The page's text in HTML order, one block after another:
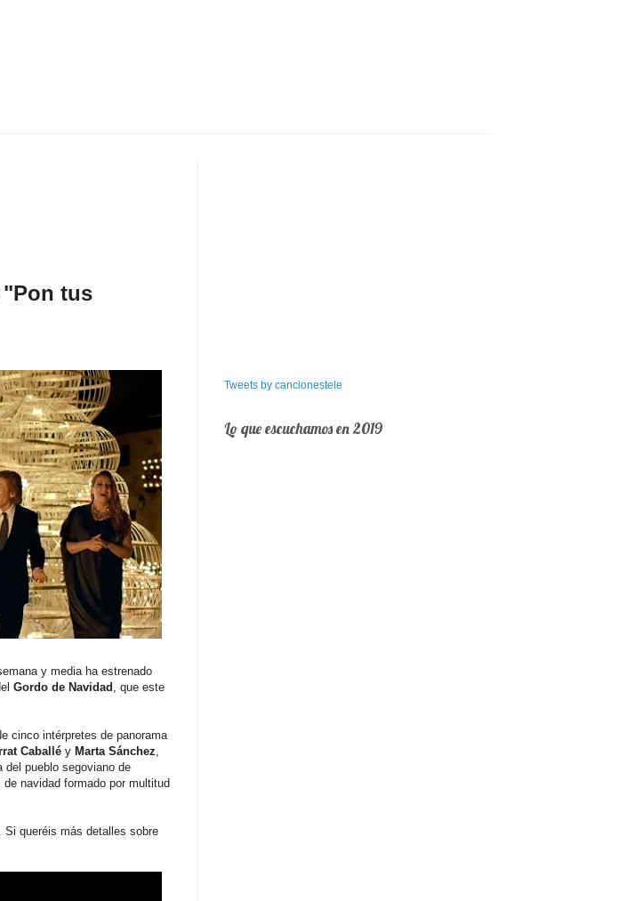
"Pon tus
y media ha estrenado
Gordo de Navidad , que este
cinco intérpretes de panorama
Caballé y Marta Sánchez,
del pueblo segoviano de
navidad formado por multitud
Si queréis más detalles sobre
Tweets by cancionestele
Lo que escuchamos en 2019